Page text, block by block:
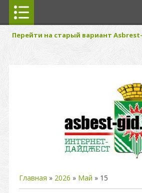
Перейти на старый вариант
Главная » 2026 » Май » 15